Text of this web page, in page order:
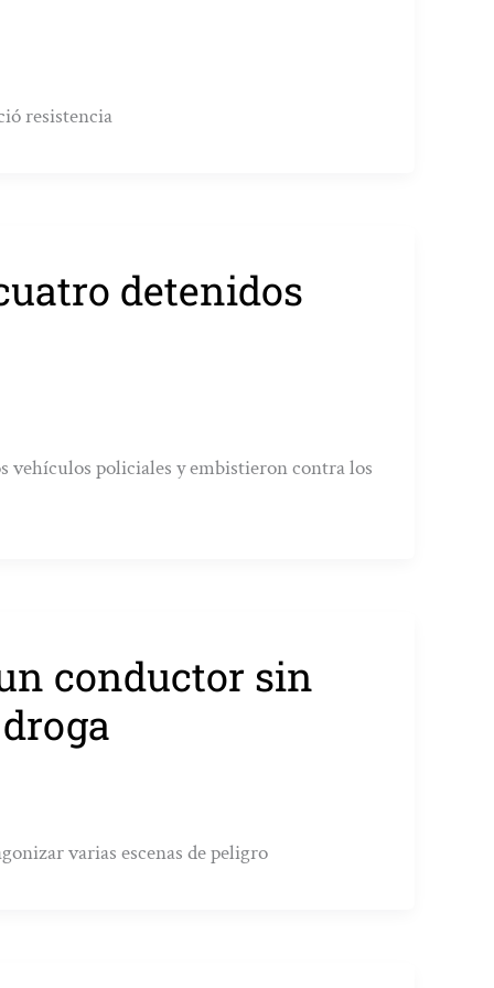
resistencia
detenidos
vehículos policiales y embistieron contra los
conductor sin
varias escenas de peligro